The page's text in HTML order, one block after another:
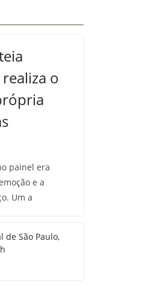
o
painel era
e a
Um a
de São Paulo,